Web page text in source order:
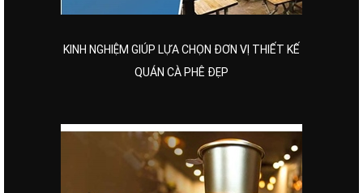
KINH NGHIỆM GIÚP LỰA CHỌN ĐƠN VỊ THIẾT KẾ
QUÁN CÀ PHÊ ĐẸP